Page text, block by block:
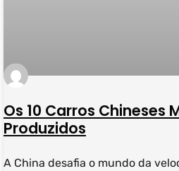
Os 10 Carros Chineses
Produzidos
A China desafia o mundo da